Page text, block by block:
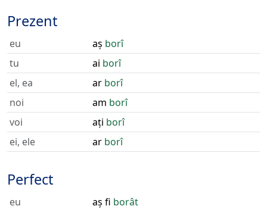
Prezent
eu aș borî
tu
ai borî
el, ea
ar borî
noi
am borî
voi
ați borî
ei, ele
ar borî
Perfect
eu aș fi borât